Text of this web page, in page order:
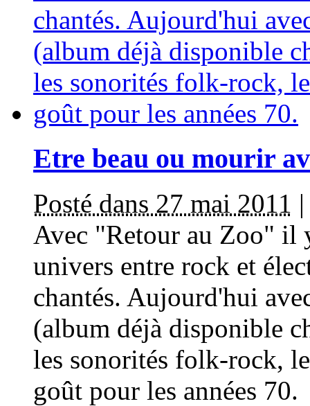
Etre beau ou mourir
Posté dans 27 mai 2011
Avec "Retour au Zoo" il
univers entre rock et
chantés. Aujourd'hui
(album déjà disponible
les sonorités folk-rock,
goût pour les années 70.